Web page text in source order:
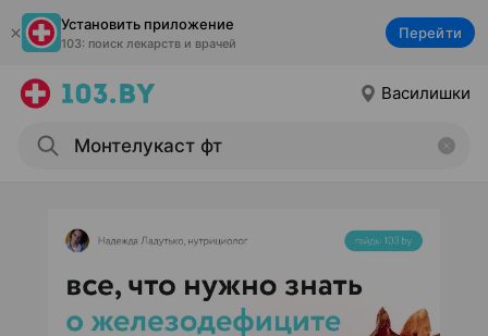
Установить приложение
103: поиск лекарств и врачей
Перейти
Василишки